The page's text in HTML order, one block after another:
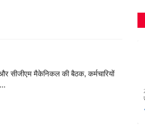
और सीजीएम मैकेनिकल की बैठक, कर्मचारियों